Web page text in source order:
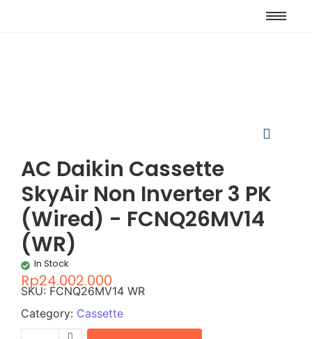
AC Daikin Cassette
SkyAir Non Inverter 3 PK
(Wired) - FCNQ26MV14
(WR)
In Stock
Rp24.002.000
SKU: FCNQ26MV14 WR
Category: Cassette